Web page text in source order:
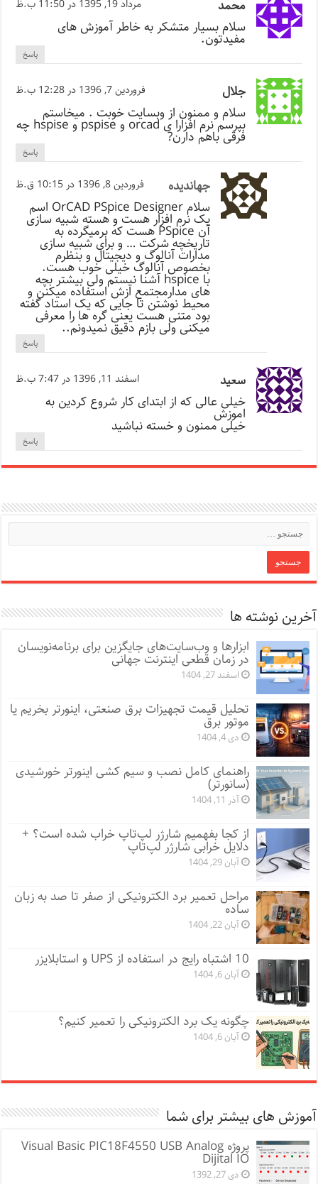
محمد مرداد 19, 1395 در 11:50 ب.ظ
سلام بسیار متشکر به خاطر آموزش های
مفیدتون.
پاسخ
جلال فروردین 7, 1396 در 12:28 ب.ظ
سلام و ممنون از وبسایت خوبت . میخاستم
بپرسم نرم افزارا ی orcad و pspise و hspise چه
فرقی باهم دارن?
پاسخ
جهاندیده فروردین 8, 1396 در 10:15 ق.ظ
سلام OrCAD PSpice Designer اسم
یک نرم افزار هست و هسته شبیه سازی
آن PSpice هست که برمیگرده به
تاریخچه شرکت … و برای شبیه سازی
مدارات آنالوگ و دیجیتال و بنظرم
بخصوص آنالوگ خیلی خوب هست.
با hspice آشنا نیستم ولی بیشتر بچه
های مدارمجتمع ازش استفاده میکنن و
محیط نوشتن تا جایی که یک استاد گفته
بود متنی هست یعنی گره ها را معرفی
میکنی ولی بازم دقیق نمیدونم..
پاسخ
سعید اسفند 11, 1396 در 7:47 ب.ظ
خیلی عالی که از ابتدای کار شروع کردین به
اموزش
خیلی ممنون و خسته نباشید
پاسخ
آخرین نوشته ها
ابزارها و وب‌سایت‌های جایگزین برای برنامه‌نویسان
در زمان قطعی اینترنت جهانی
اسفند 27, 1404
تحلیل قیمت تجهیزات برق صنعتی، اینورتر بخریم یا
موتور برق
دی 4, 1404
راهنمای کامل نصب و سیم کشی اینورتر خورشیدی
(سانورتر)
آذر 11, 1404
از کجا بفهمیم شارژر لپ‌تاپ خراب شده است؟ +
دلایل خرابی شارژر لپ‌تاپ
آبان 29, 1404
مراحل تعمیر برد الکترونیکی از صفر تا صد به زبان
ساده
آبان 22, 1404
10 اشتباه رایج در استفاده از UPS و استابلایزر
آبان 6, 1404
چگونه یک برد الکترونیکی را تعمیر کنیم؟
آبان 6, 1404
آموزش های بیشتر برای شما
پروژه Visual Basic PIC18F4550 USB Analog
Dijital IO
دی 27, 1392